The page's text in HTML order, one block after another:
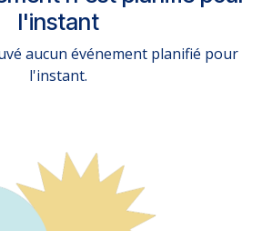
l'instant
aucun événement planifié pour
l'instant.